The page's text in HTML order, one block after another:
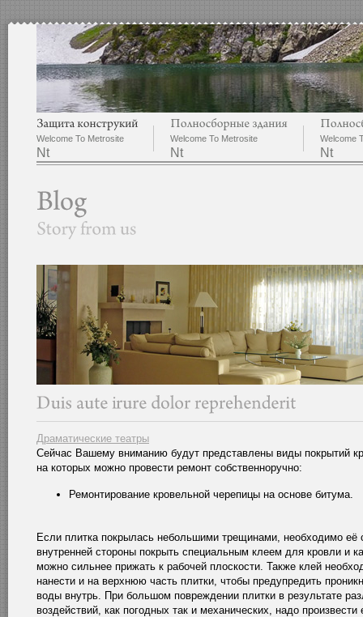
Welcome To Metrosite
Nt
Welcome To Metrosite
Nt
Welcome
Nt
Драматические театры
Сейчас Вашему вниманию будут представлены виды покрытий
на которых можно провести ремонт собственноручно:
Ремонтирование кровельной черепицы на основе битума.
Если плитка покрылась небольшими трещинами, необходимо её
внутренней стороны покрыть специальным клеем для кровли и
можно сильнее прижать к рабочей плоскости. Также клей
нанести и на верхнюю часть плитки, чтобы предупредить
воды внутрь. При большом повреждении плитки в результате
воздействий, как погодных так и механических, надо произвести